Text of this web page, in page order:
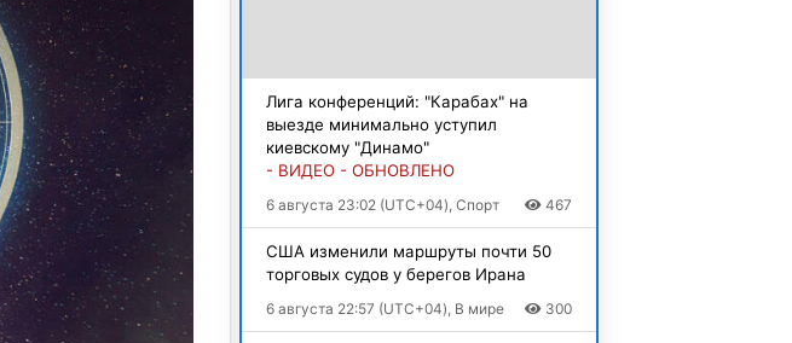
Лига конференций: "Карабах" на
выезде минимально уступил
киевскому "Динамо"
- ВИДЕО - ОБНОВЛЕНО
6 августа 23:02 (UTC+04), Спорт 467
США изменили маршруты почти 50
торговых судов у берегов Ирана
6 августа 22:57 (UTC+04), В мире 300